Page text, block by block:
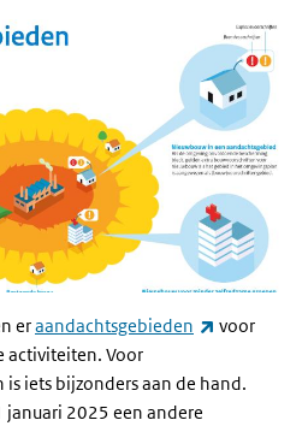
eraandachtsgebieden (externe
voor
activiteiten. Voor
iets bijzonders aan de hand.
januari 2025 een andere